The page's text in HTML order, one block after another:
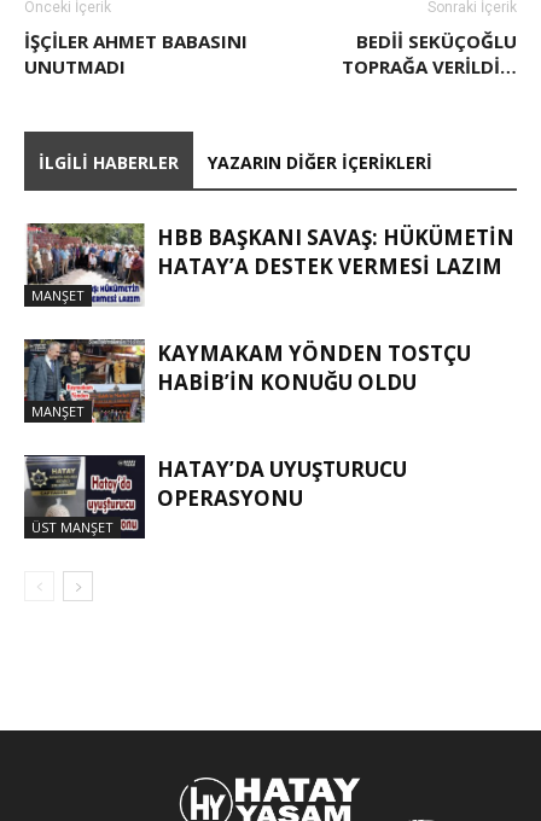
Önceki İçerik
İŞÇILER AHMET BABASINI
UNUTMADI
Sonraki İçerik
BEDII SEKÜÇOĞLU
TOPRAĞA VERILDI…
İLGILI HABERLER YAZARIN DIĞER İÇERIKLERI
MANŞET
HBB BAŞKANI SAVAŞ: HÜKÜMETİN
HATAY’A DESTEK VERMESİ LAZIM
MANŞET
KAYMAKAM YÖNDEN TOSTÇU
HABIB’IN KONUĞU OLDU
ÜST MANŞET
HATAY’DA UYUŞTURUCU
OPERASYONU